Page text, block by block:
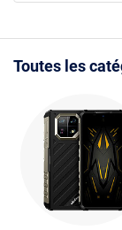
Toutes les